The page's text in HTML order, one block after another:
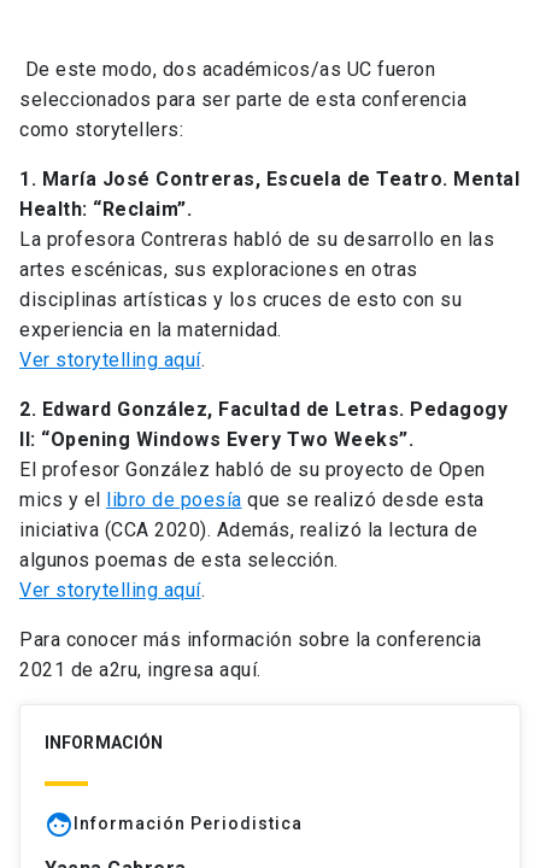
De este modo, dos académicos/as UC fueron
seleccionados para ser parte de esta conferencia
como storytellers:
1. María José Contreras, Escuela de Teatro. Mental
Health: “Reclaim”.
La profesora Contreras habló de su desarrollo en las
artes escénicas, sus exploraciones en otras
disciplinas artísticas y los cruces de esto con su
experiencia en la maternidad.
Ver storytelling aquí.
2. Edward González, Facultad de Letras. Pedagogy
II: “Opening Windows Every Two Weeks”.
El profesor González habló de su proyecto de Open
mics y el libro de poesía que se realizó desde esta
iniciativa (CCA 2020). Además, realizó la lectura de
algunos poemas de esta selección.
Ver storytelling aquí.
Para conocer más información sobre la conferencia
2021 de a2ru, ingresa aquí.
INFORMACIÓN
face Información Periodistica